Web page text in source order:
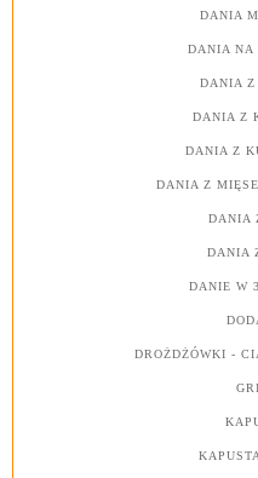
DANIA
DANIA NA
DANIA
DANIA Z
DANIA Z
DANIA Z
DANIA
DANIA
DANIE W
DROŻDŻÓWKI -